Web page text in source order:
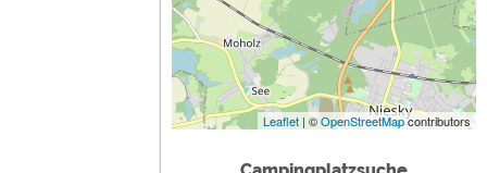
Leaflet | ©OpenStreetMapcontributors